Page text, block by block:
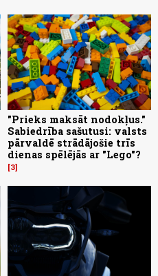
"Prieks maksāt nodokļus."
Sabiedrība sašutusi: valsts
pārvaldē strādājošie trīs
dienas spēlējās ar "Lego"?
3